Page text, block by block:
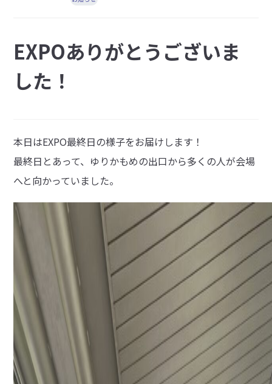
EXPOありがとうございま
した！
本日はEXPO最終日の様子をお届けします！
最終日とあって、ゆりかもめの出口から多くの人が会場
へと向かっていました。